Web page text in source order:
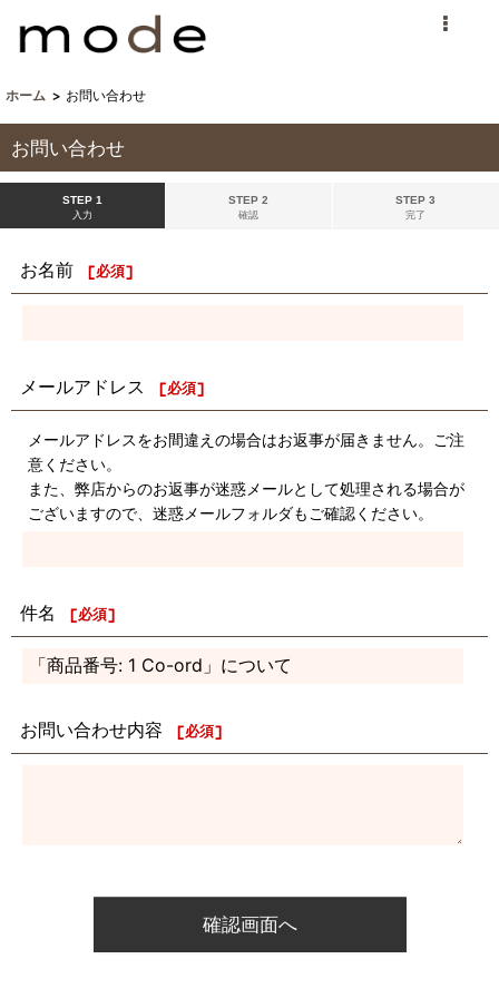
ホーム > お問い合わせ
お問い合わせ
STEP 1
入力
STEP 2
確認
STEP 3
完了
お名前 [必須]
メールアドレス [必須]
メールアドレスをお間違えの場合はお返事が届きません。ご注
意ください。
また、弊店からのお返事が迷惑メールとして処理される場合が
ございますので、迷惑メールフォルダもご確認ください。
件名 [必須]
お問い合わせ内容 [必須]
確認画面へ